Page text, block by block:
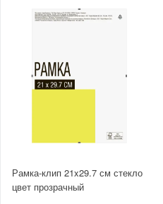
Рамка-клип 21x29.7 см стекло
цвет прозрачный